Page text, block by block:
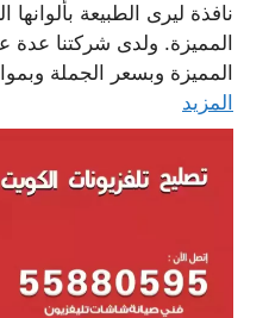
نافذة ليرى الطبيعة
المميزة. ولدى شركتنا
المميزة وبسعر الجملة
المزيد